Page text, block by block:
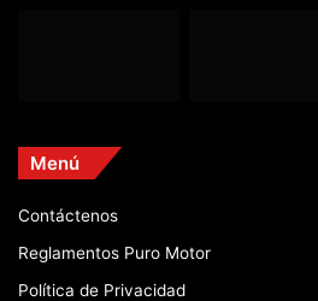
Menú
Contáctenos
Reglamentos Puro Motor
Política de Privacidad